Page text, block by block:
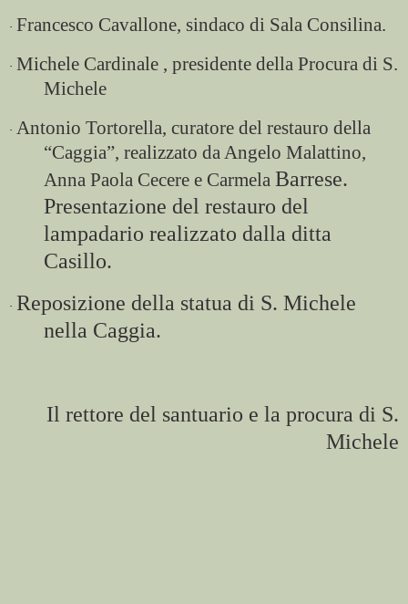
· Francesco Cavallone, sindaco di Sala Consilina.
· Michele Cardinale , presidente della Procura di S.
Michele
· Antonio Tortorella, curatore del restauro della
“Caggia”, realizzato da Angelo Malattino,
Anna Paola Cecere e Carmela Barrese.
Presentazione del restauro del
lampadario realizzato dalla ditta
Casillo.
· Reposizione della statua di S. Michele
nella Caggia.
Il rettore del santuario e la procura di S.
Michele